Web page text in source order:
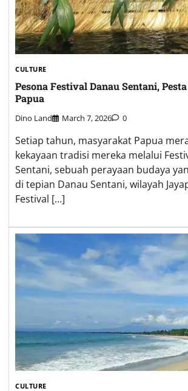
CULTURE
Pesona Festival Danau Sentani,
Papua
Dino Land March 7, 2026 0
Setiap tahun, masyarakat Papua
kekayaan tradisi mereka melalui
Sentani, sebuah perayaan budaya
di tepian Danau Sentani, wilayah
Festival […]
CULTURE